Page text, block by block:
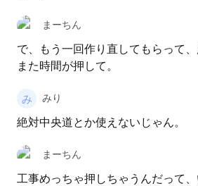
まーちん
で、もう一回作り直してもらって、
また時間が押して。
みり
絶対中央道とか使えないじゃん。
まーちん
工事めっちゃ押しちゃうんだって